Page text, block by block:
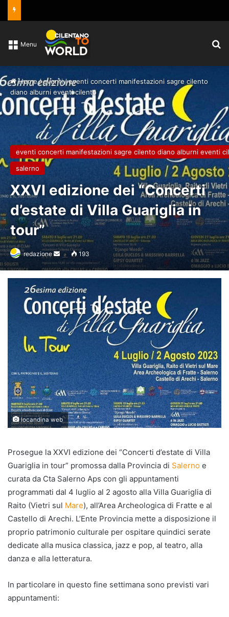
Menu
Home/eventi/eventi concerti manifestazioni sagre cilento
diano alburni eventi cilento
eventi concerti manifestazioni sagre cilento diano alburni eventi
salerno
XXVI edizione dei “Concerti
d’estate di Villa Guariglia in
tour”
redazione
Invia
un'email
193
locandina web
Prosegue la XXVI edizione dei “Concerti d’estate di Villa
Guariglia in tour” promossa dalla Provincia di Salerno e
curata da Cta Salerno Aps con gli appuntamenti
programmati dal 4 luglio al 2 agosto alla Villa Guariglia di
Raito (Vietri sul Mare), all’Area Archeologica di Fratte e al
Castello di Arechi. L’Ente Provincia mette a disposizione il
proprio patrimonio culturale per ospitare quindici serate
dedicate alla musica classica, jazz e pop, al teatro, alla
danza e alla letteratura.
In particolare in questo fine settimana sono previsti vari
appuntamenti: